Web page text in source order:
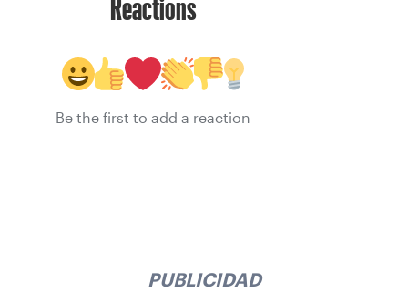
Reactions
Be the first to add a reaction
PUBLICIDAD